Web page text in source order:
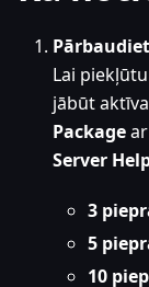
Lai
jābūt
Package
Server
3
5
10